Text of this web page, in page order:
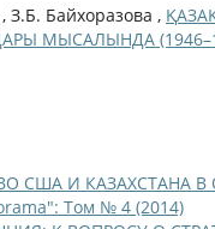
З.Б. Байхоразова ,
МЫСАЛЫНДА
США И КАЗАХСТАНА В
Том № 4 (2014)